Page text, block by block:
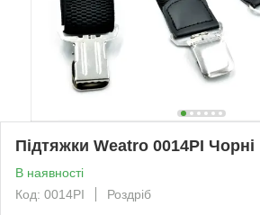
Підтяжки Weatro 0014PI Чорні
В наявності
Код: 0014PI
Роздріб